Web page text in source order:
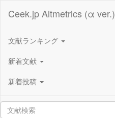
Ceek.jp Altmetrics (α ver.)
文献ランキング
新着文献
新着投稿